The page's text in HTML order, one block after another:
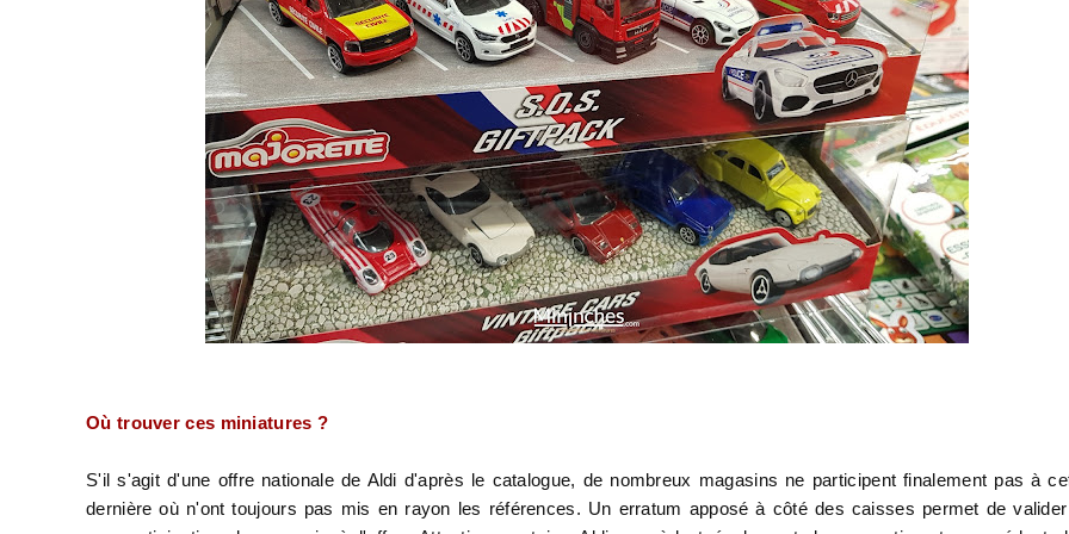
Où trouver ces miniatures ?
S'il s'agit d'une offre nationale de Aldi d'après le catalogue, de nombreux magasins ne participent finalement pas à
dernière où n'ont toujours pas mis en rayon les références. Un erratum apposé à côté des caisses permet de